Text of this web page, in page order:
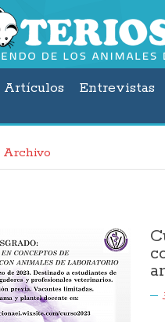
Artículos
Entrevistas
Archivo